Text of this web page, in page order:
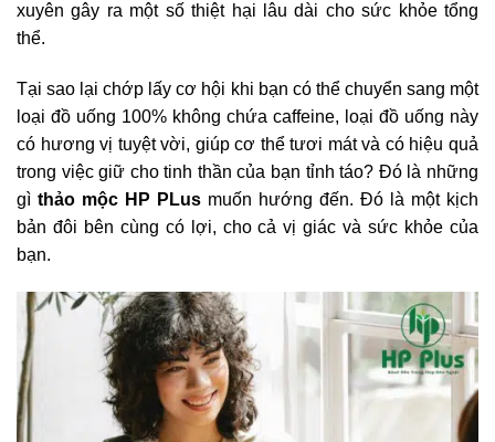
xuyên gây ra một số thiệt hại lâu dài cho sức khỏe tổng
thể.
Tại sao lại chớp lấy cơ hội khi bạn có thể chuyển sang một
loại đồ uống 100% không chứa caffeine, loại đồ uống này
có hương vị tuyệt vời, giúp cơ thể tươi mát và có hiệu quả
trong việc giữ cho tinh thần của bạn tỉnh táo? Đó là những
gì thảo mộc HP PLus muốn hướng đến. Đó là một kịch
bản đôi bên cùng có lợi, cho cả vị giác và sức khỏe của
bạn.